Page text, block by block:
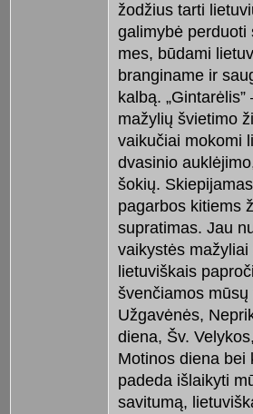
žodžius tarti
galimybė perduoti
mes, būdami
branginame ir
kalbą.
mažylių švietimo
vaikučiai mokomi
dvasinio
šokių.
pagarbos kitiems
supratimas. Jau
vaikystės
lietuviškais
švenčiamos
Užgavėnės,
diena, Šv.
Motinos diena bei
padeda išlaikyti
savitumą,